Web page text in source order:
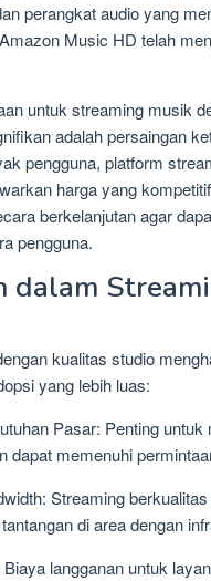
perangkat audio yang
Music HD telah
untuk streaming musik
adalah persaingan
pengguna, platform
harga yang
berkelanjutan agar
pengguna.
dalam
kualitas studio
yang lebih luas:
Pasar: Penting
dapat memenuhi
Streaming
di area dengan
langganan untuk